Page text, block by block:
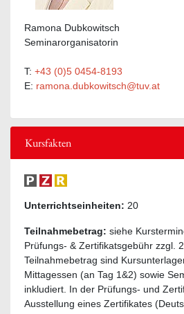
Ramona Dubkowitsch
Seminarorganisatorin
T: +43 (0)5 0454-8193
E: ramona.dubkowitsch@tuv.at
Kursfakten
Unterrichtseinheiten: 20
Teilnahmebetrag: siehe
Prüfungs- & Zertifikatsgebühr zzgl.
Teilnahmebetrag sind
Mittagessen (an Tag 1&2) sowie
inkludiert. In der Prüfungs- und
Ausstellung eines Zertifikates